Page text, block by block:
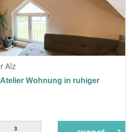
Alz
Wohnung in ruhiger
3